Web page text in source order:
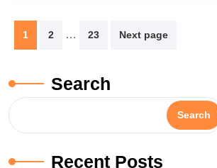
Posts
pagination
1 2 … 23 Next page
Search
Search
Recent Posts